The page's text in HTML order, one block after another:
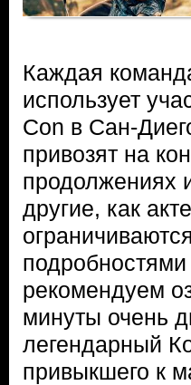
Каждая
использует
Con в Сан-
привозят на
продолжениях
другие, как
рекомендуем
минуты очень
легендарный
привыкшего к